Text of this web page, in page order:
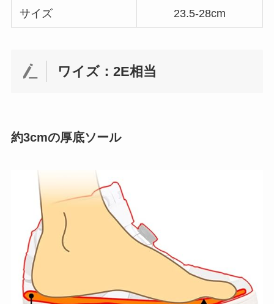
サイズ 23.5-28cm
ワイズ：2E相当
約3cmの厚底ソール